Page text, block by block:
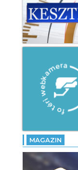
MAGAZIN